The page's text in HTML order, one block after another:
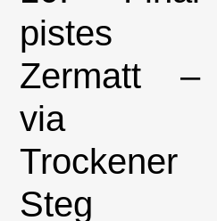
pistes
Zermatt –
via
Trockener
Steg